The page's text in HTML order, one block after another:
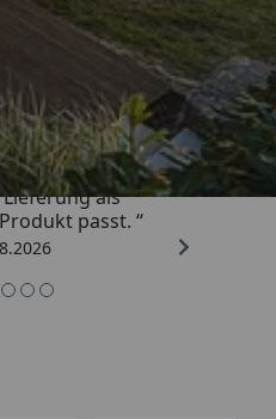
Shops
4,81/ 5
als
passt. “